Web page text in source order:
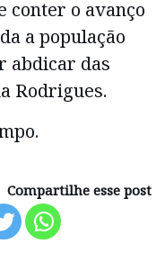
conter o avanço
a população
abdicar das
Rodrigues.
Compartilhe esse post